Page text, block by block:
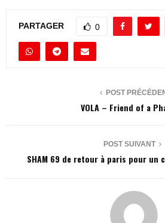
PARTAGER 0
POST
VOLA – Friend of a
POST SUIVANT
SHAM 69 de retour à paris pour un